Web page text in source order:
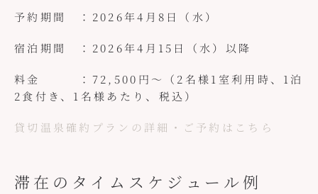
予約期間 ：2026年4月8日（水）
宿泊期間 ：2026年4月15日（水）以降
料金 ：72,500円～（2名様1室利用時、1泊
2食付き、1名様あたり、税込）
貸切温泉確約プランの詳細・ご予約はこちら
滞在のタイムスケジュール例